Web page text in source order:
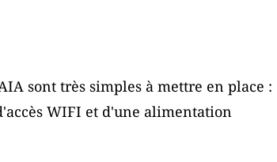
sont très simples à mettre en place :
WIFI et d'une alimentation